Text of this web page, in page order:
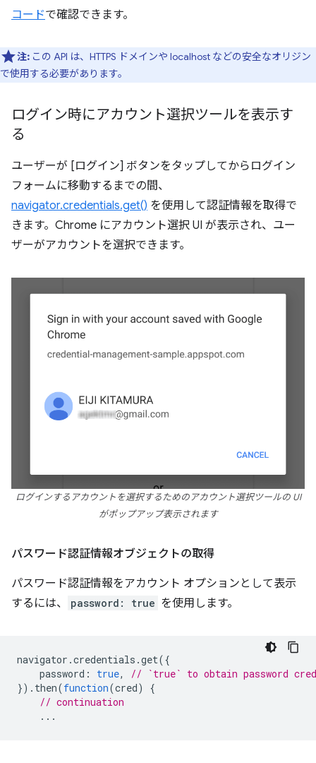
コードで確認できます。
注: この API は、HTTPS ドメインや localhost などの安全なオリジン
で使用する必要があります。
ログイン時にアカウント選択ツールを表示す
る
ユーザーが [ログイン] ボタンをタップしてからログイン
フォームに移動するまでの間、
navigator.credentials.get() を使用して認証情報を取得で
きます。Chrome にアカウント選択 UI が表示され、ユー
ザーがアカウントを選択できます。
ログインするアカウントを選択するためのアカウント選択ツールの UI
がポップアップ表示されます
パスワード認証情報オブジェクトの取得
パスワード認証情報をアカウント オプションとして表示
するには、
password: true を使用します。
navigator .credentials .get({
password : true,
// `true` to obtain password
}). then(function(cred)
{
// continuation
...